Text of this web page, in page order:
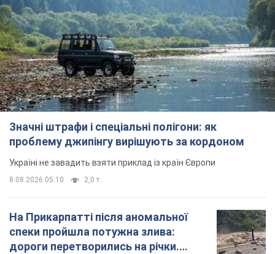
Значні штрафи і спеціальні полігони: як
проблему джипінгу вирішують за кордоном
Україні не завадить взяти приклад із країн Європи
8.08.2026 05:10 2,0 т.
На Прикарпатті після аномальної
спеки пройшла потужна злива:
дороги перетворились на річки.